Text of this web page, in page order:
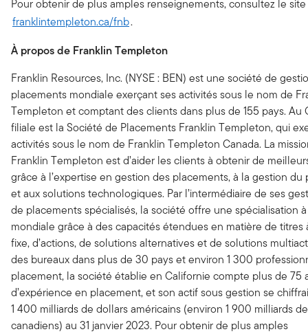
Pour obtenir de plus amples renseignements, consultez le site
franklintempleton.ca/fnb.
À propos de Franklin Templeton
Franklin Resources, Inc. (NYSE : BEN) est une société de
placements mondiale exerçant ses activités sous le nom de
Templeton et comptant des clients dans plus de 155 pays. Au
filiale est la Société de Placements Franklin Templeton, qui
activités sous le nom de Franklin Templeton Canada. La
Franklin Templeton est d’aider les clients à obtenir de
grâce à l’expertise en gestion des placements, à la gestion du
et aux solutions technologiques. Par l’intermédiaire de ses
de placements spécialisés, la société offre une spécialisation
mondiale grâce à des capacités étendues en matière de titres
fixe, d’actions, de solutions alternatives et de solutions
des bureaux dans plus de 30 pays et environ 1 300
placement, la société établie en Californie compte plus de 75
d’expérience en placement, et son actif sous gestion se
1 400 milliards de dollars américains (environ 1 900 milliards
canadiens) au 31 janvier 2023. Pour obtenir de plus amples